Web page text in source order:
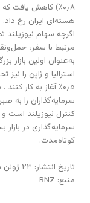
۰٫۸٪) کاهش یافت
هسته‌ای ایران رخ داد.
اگرچه سهام نیوزیلند
مرتبط با سفر،
به‌عنوان اولین بازار
استرالیا و ژاپن را نیز
۰٫۵٪ آغاز به کار
سرمایه‌گذاران را به
سرمایه‌گذاری در
کوتاه‌مدت.
تاریخ انتشار: ۲۳ ژوئن ۲۰۲۵
منبع: RNZ